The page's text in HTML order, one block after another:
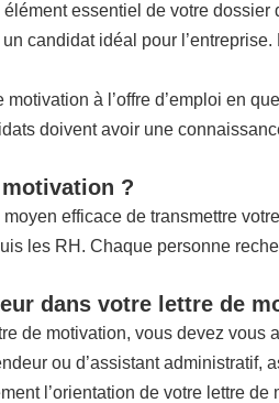
essentiel de votre
un candidat idéal pour
à l’offre d’emploi en
doivent avoir une
?
efficace de transmettre
les RH. Chaque personne
dans votre lettre de
de motivation, vous devez
ou d’assistant
l’orientation de votre lettre